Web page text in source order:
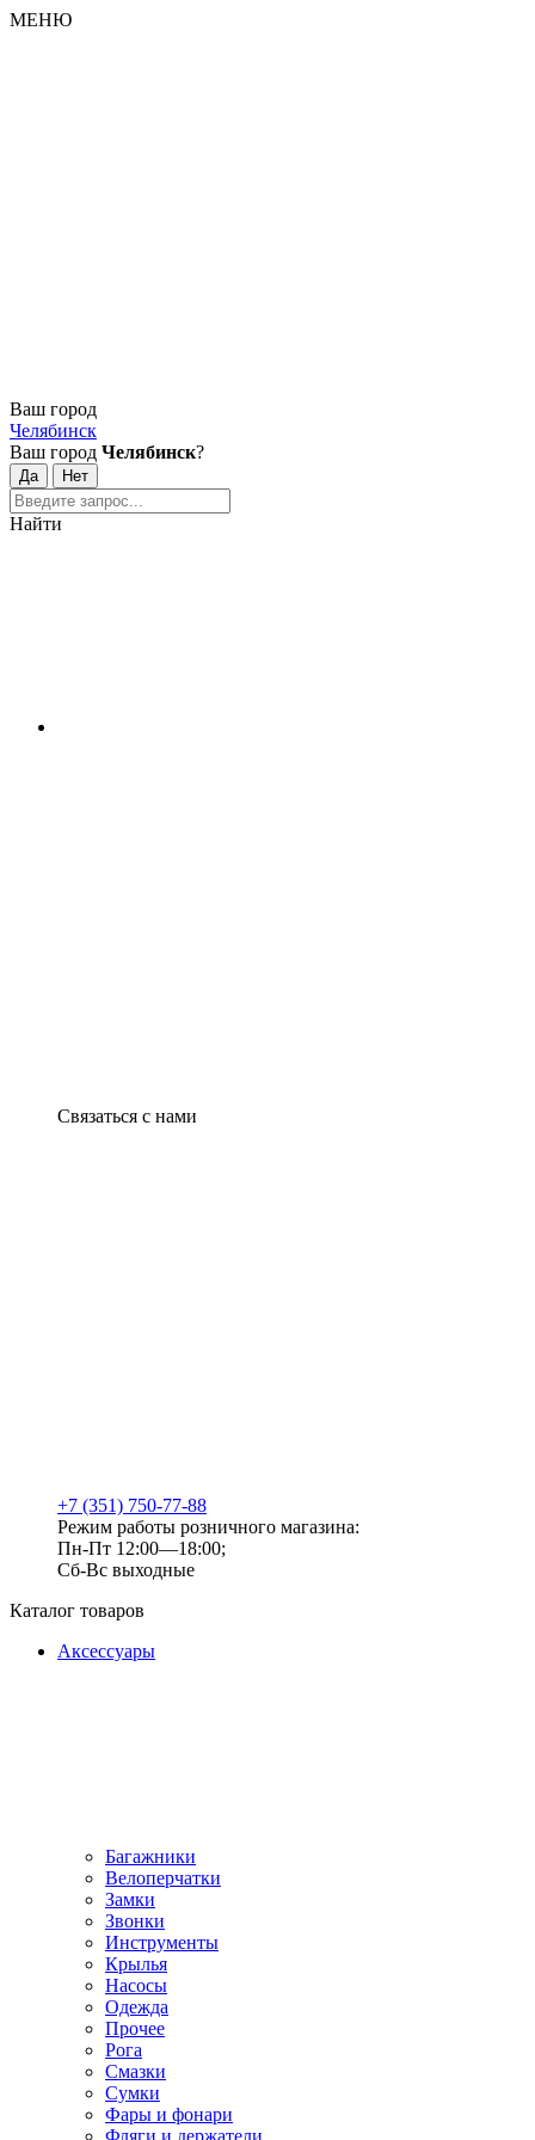
МЕНЮ
Ваш город
Челябинск
Ваш город Челябинск?
Найти
Связаться с нами
+7 (351) 750-77-88
Режим работы розничного магазина:
Пн-Пт 12:00—18:00;
Сб-Вс выходные
Каталог товаров
Аксессуары
Багажники
Велоперчатки
Замки
Звонки
Инструменты
Крылья
Насосы
Одежда
Прочее
Рога
Смазки
Сумки
Фары и фонари
Фляги и держатели